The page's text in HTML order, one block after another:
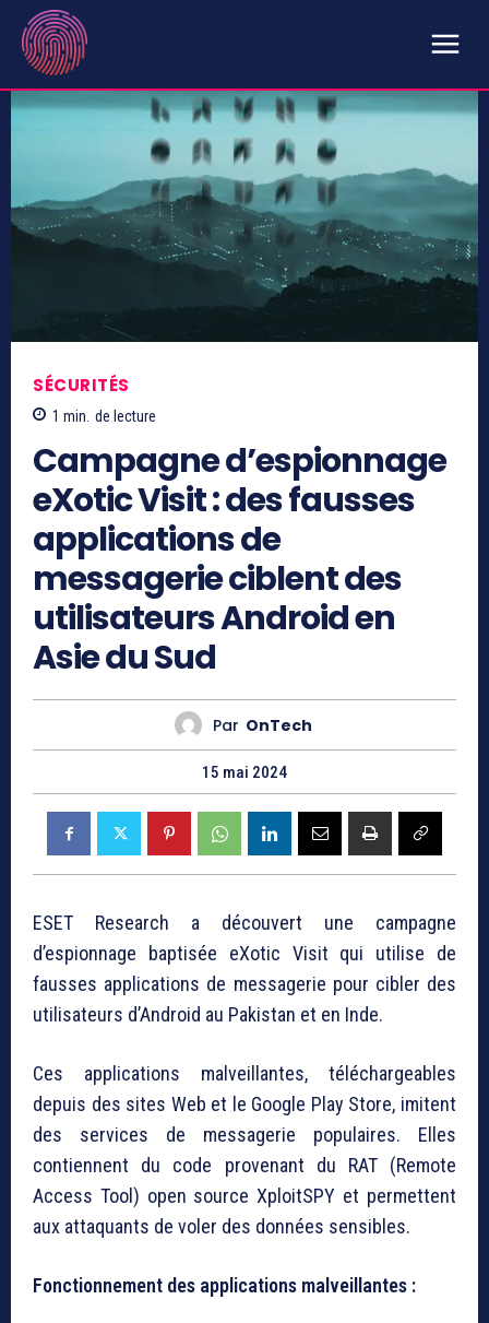
SÉCURITÉS
1 min. de lecture
Campagne d’espionnage
eXotic Visit : des fausses
applications de
messagerie ciblent des
utilisateurs Android en
Asie du Sud
Par OnTech
15 mai 2024
ESET Research a découvert une campagne
d’espionnage baptisée eXotic Visit qui utilise de
fausses applications de messagerie pour cibler des
utilisateurs d’Android au Pakistan et en Inde.
Ces applications malveillantes, téléchargeables
depuis des sites Web et le Google Play Store, imitent
des services de messagerie populaires. Elles
contiennent du code provenant du RAT (Remote
Access Tool) open source XploitSPY et permettent
aux attaquants de voler des données sensibles.
Fonctionnement des applications malveillantes :